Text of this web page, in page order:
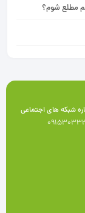
مطلع شوم؟
شبکه های اجتماعی